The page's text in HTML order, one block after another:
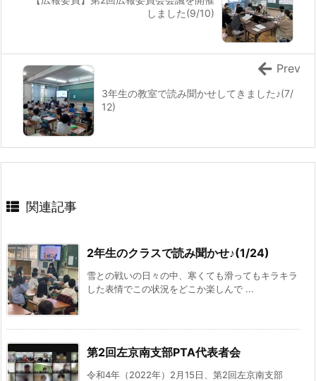
しました(9/10)
3年生の教室で読み聞かせしてきました♪(7/
12)
Prev
関連記事
2年生のクラスで読み聞かせ♪(1/24)
雪との戦いの日々の中、寒くても滑ってもキラキラ
した表情でこの状況をどこか楽しんで ...
第2回左京南支部PTA代表者会
令和4年（2022年）2月15日、第2回左京南支部